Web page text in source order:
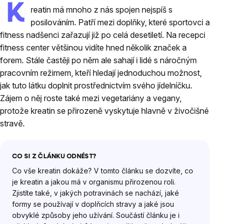
K reatin má mnoho z nás spojen nejspíš s
posilováním. Patří mezi doplňky, které sportovci a
fitness nadšenci zařazují již po celá desetiletí. Na recepci
fitness center většinou vidíte hned několik značek a
forem. Stále častěji po něm ale sahají i lidé s náročným
pracovním režimem, kteří hledají jednoduchou možnost,
jak tuto látku doplnit prostřednictvím svého jídelníčku.
Zájem o něj roste také mezi vegetariány a vegany,
protože kreatin se přirozeně vyskytuje hlavně v živočišné
stravě.
CO SI Z ČLÁNKU ODNÉST?
Co vše kreatin dokáže? V tomto článku se dozvíte, co
je kreatin a jakou má v organismu přirozenou roli.
Zjistíte také, v jakých potravinách se nachází, jaké
formy se používají v doplňcích stravy a jaké jsou
obvyklé způsoby jeho užívání. Součástí článku je i